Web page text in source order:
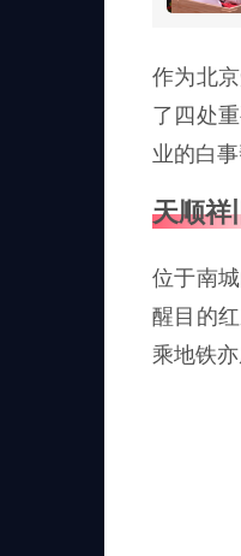
作为北
了四处
业的白事
天顺祥
位于南
醒目的
乘地铁